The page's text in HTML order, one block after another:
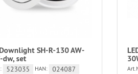
SH-R-130 AW-
dw, set
523035 HAN:
024087